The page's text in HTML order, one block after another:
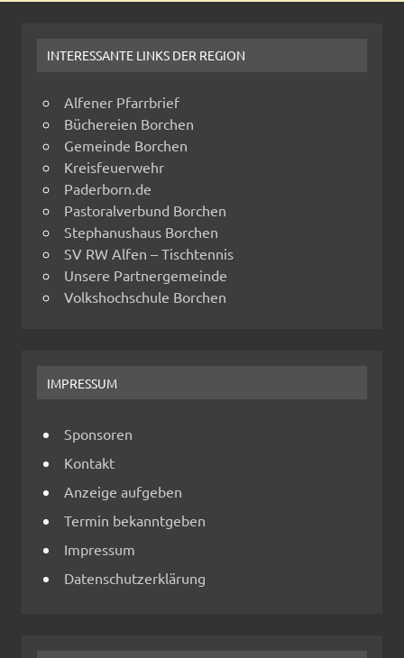
INTERESSANTE LINKS DER REGION
Alfener Pfarrbrief
Büchereien Borchen
Gemeinde Borchen
Kreisfeuerwehr
Paderborn.de
Pastoralverbund Borchen
Stephanushaus Borchen
SV RW Alfen – Tischtennis
Unsere Partnergemeinde
Volkshochschule Borchen
IMPRESSUM
Sponsoren
Kontakt
Anzeige aufgeben
Termin bekanntgeben
Impressum
Datenschutzerklärung